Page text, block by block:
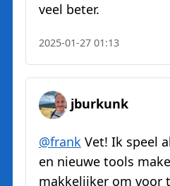
veel beter.
2025-01-27 01:13
jburkunk
@frank Vet! Ik speel
en nieuwe tools
makkelijker om voor